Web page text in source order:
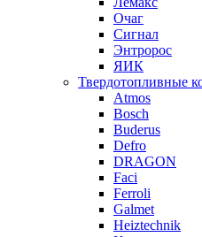
Очаг
Сигнал
Энтророс
ЯИК
Твердотопливные
Atmos
Bosch
Buderus
Defro
DRAGON
Faci
Ferroli
Galmet
Heiztechnik